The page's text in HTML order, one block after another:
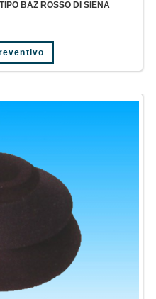
BAZ ROSSO DI SIENA